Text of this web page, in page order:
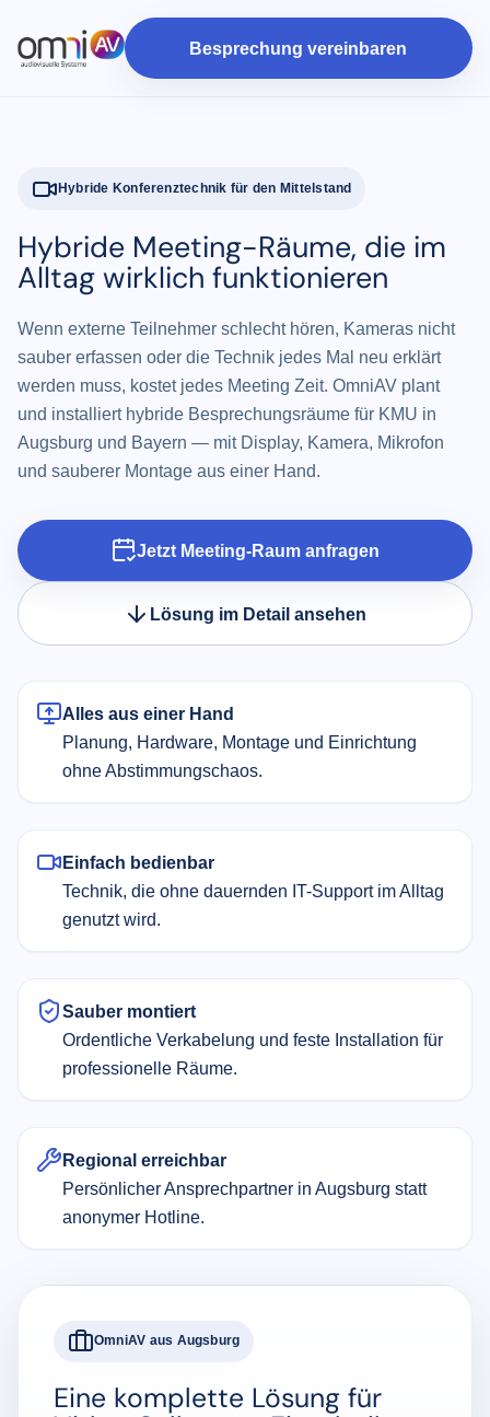
Besprechung vereinbaren
Hybride Konferenztechnik für den Mittelstand
Hybride Meeting-Räume, die im
Alltag wirklich funktionieren
Wenn externe Teilnehmer schlecht hören, Kameras nicht
sauber erfassen oder die Technik jedes Mal neu erklärt
werden muss, kostet jedes Meeting Zeit. OmniAV plant
und installiert hybride Besprechungsräume für KMU in
Augsburg und Bayern — mit Display, Kamera, Mikrofon
und sauberer Montage aus einer Hand.
Jetzt Meeting-Raum anfragen
Lösung im Detail ansehen
Alles aus einer Hand
Planung, Hardware, Montage und Einrichtung
ohne Abstimmungschaos.
Einfach bedienbar
Technik, die ohne dauernden IT-Support im Alltag
genutzt wird.
Sauber montiert
Ordentliche Verkabelung und feste Installation für
professionelle Räume.
Regional erreichbar
Persönlicher Ansprechpartner in Augsburg statt
anonymer Hotline.
OmniAV aus Augsburg
Eine komplette Lösung für